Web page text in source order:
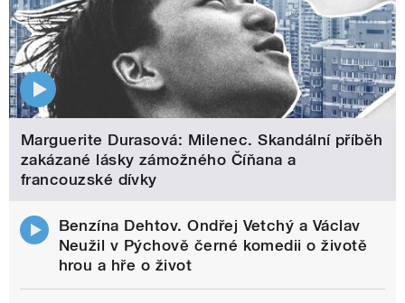
Marguerite Durasová: Milenec. Skandální příběh
zakázané lásky zámožného Číňana a
francouzské dívky
Benzína Dehtov. Ondřej Vetchý a Václav
Neužil v Pýchově černé komedii o životě
hrou a hře o život